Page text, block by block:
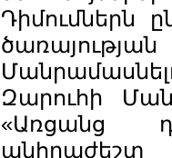
Դիմումներն
Զարուհի
«Առցանց
անհրաժեշտ